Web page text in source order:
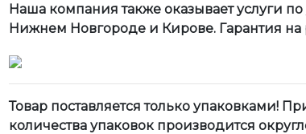
Наша компания также оказывает услуги
Нижнем Новгороде и Кирове. Гарантия на
Товар поставляется только упаковками!
количества упаковок производится